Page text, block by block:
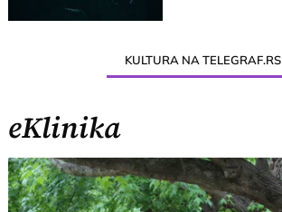
KULTURA NA TELEGRAF.RS
eKlinika